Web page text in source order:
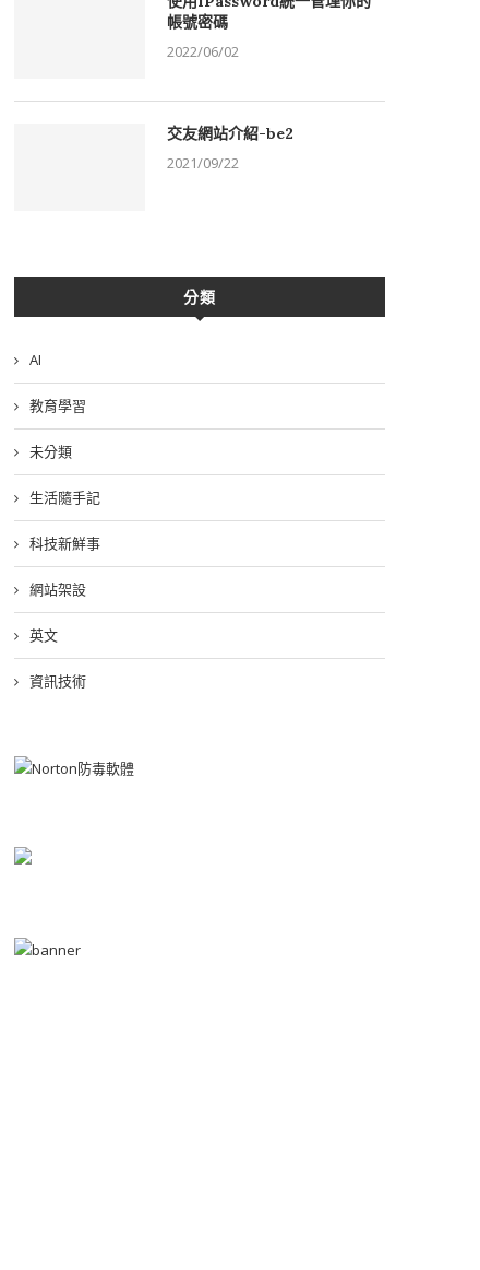
帳號密碼
2022/06/02
交友網站介紹-be2
2021/09/22
分類
AI
教育學習
未分類
生活隨手記
科技新鮮事
網站架設
英文
資訊技術